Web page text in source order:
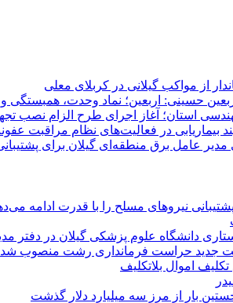
از مواکب گیلانی در کربلای معلی
اربعین حسینی: اربعین؛ نماد وحدت،
استان؛ آغاز اجرای طرح الزام نصب
بیماریابی در فعالیت‌های نظام مراقبت
مدیر عامل برق منطقه‌ای گیلان برای
نیرو‌های مسلح را با قدرت ادامه
دانشگاه علوم پزشکی گیلان در دفتر
جدید حراست فرمانداری رشت منصوب
اموال بلاتکلیف
بار از مرز سه میلیارد دلار گذشت